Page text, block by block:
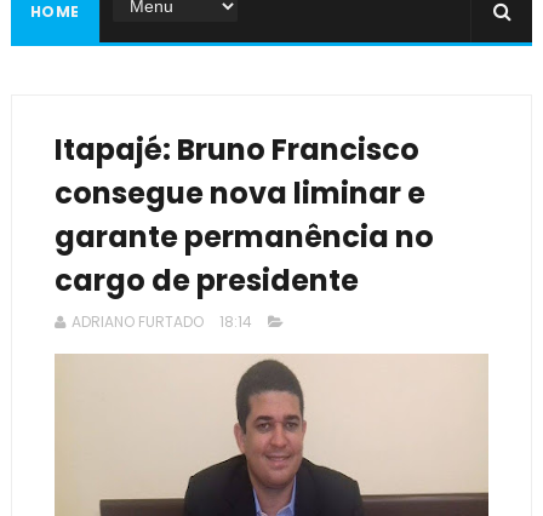
HOME
Itapajé: Bruno Francisco
consegue nova liminar e
garante permanência no
cargo de presidente
ADRIANO FURTADO 18:14